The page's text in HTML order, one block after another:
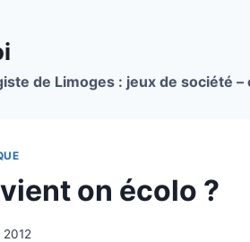
de Limoges : jeux de société –
on écolo ?